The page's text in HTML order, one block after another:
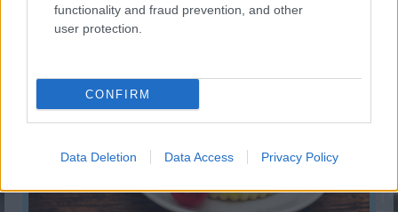
functionality and fraud prevention, and other
user protection.
CONFIRM
Data Deletion Data Access Privacy Policy
KISZÁMOLOM!